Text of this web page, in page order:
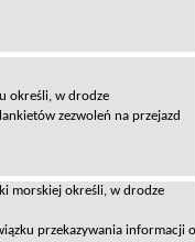
określi, w drodze
zezwoleń na przejazd
morskiej określi, w drodze
przekazywania informacji o